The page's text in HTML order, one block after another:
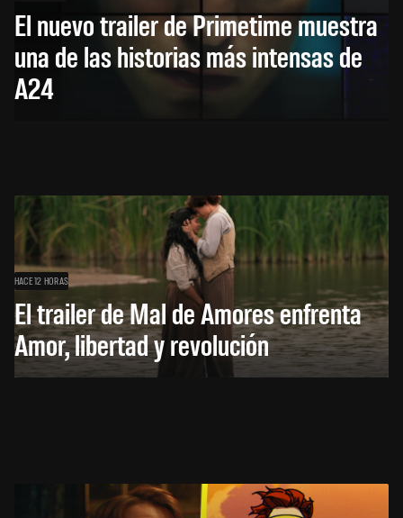
El nuevo trailer de Primetime muestra
una de las historias más intensas de
A24
HACE 12 HORAS
El trailer de Mal de Amores enfrenta
Amor, libertad y revolución